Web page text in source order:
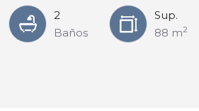
2
Baños
Sup.
88 m2